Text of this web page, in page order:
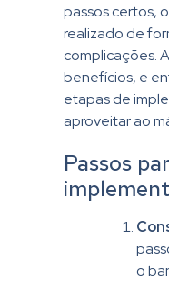
passos certos,
realizado de
complicações.
benefícios, e
etapas de
aproveitar ao
Passos
o